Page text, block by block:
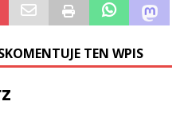
TEN WPIS